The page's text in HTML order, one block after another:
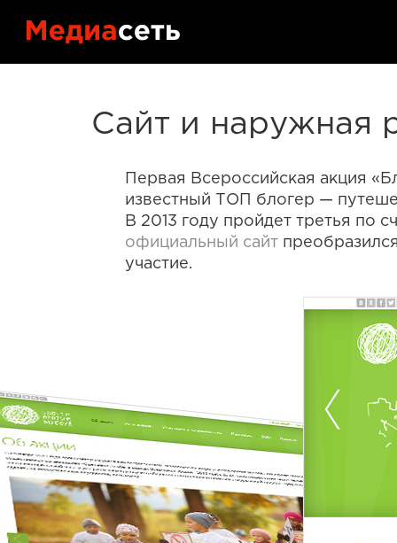
Блог
Сайт и наружная
Первая Всероссийская акция
известный ТОП блогер —
В 2013 году пройдет третья по
официальный сайт
участие.